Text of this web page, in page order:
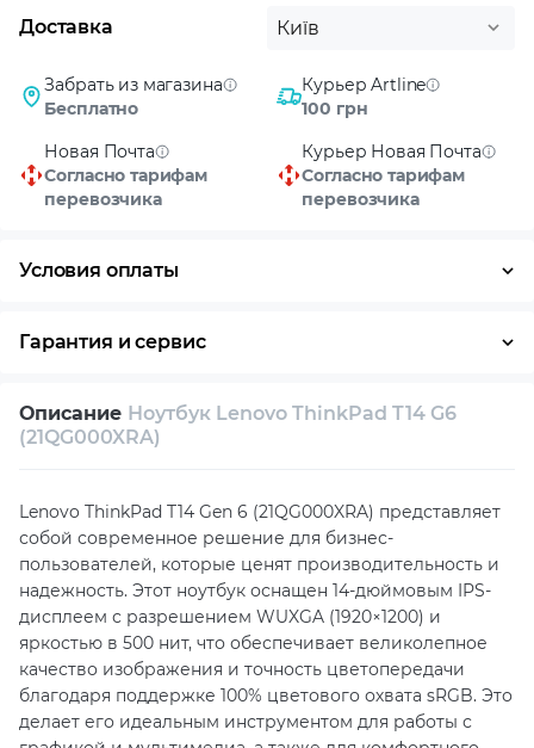
Доставка Київ
Забрать из магазина
Бесплатно
Курьер Artline
100 грн
Новая Почта
Согласно тарифам
перевозчика
Курьер Новая Почта
Согласно тарифам
перевозчика
Условия оплаты
Гарантия и сервис
Возврат и обмен в течение 14 дней
Техническая поддержка Консультация
Описание Ноутбук Lenovo ThinkPad T14 G6
(21QG000XRA)
Lenovo ThinkPad T14 Gen 6 (21QG000XRA) представляет
собой современное решение для бизнес-
пользователей, которые ценят производительность и
надежность. Этот ноутбук оснащен 14-дюймовым IPS-
дисплеем с разрешением WUXGA (1920×1200) и
яркостью в 500 нит, что обеспечивает великолепное
качество изображения и точность цветопередачи
благодаря поддержке 100% цветового охвата sRGB. Это
делает его идеальным инструментом для работы с